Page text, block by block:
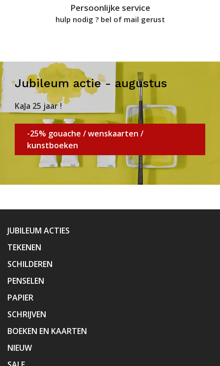
Persoonlijke service
hulp nodig ? bel of mail gerust
Jubileum actie - augustus
KaJa 25 jaar !
-25% gouache / wenskaarten /
kunstboeken
JUBILEUM ACTIES
TEKENEN
SCHILDEREN
PENSELEN
PAPIER
SCHRIJVEN
BOEKEN EN KAARTEN
NIEUW